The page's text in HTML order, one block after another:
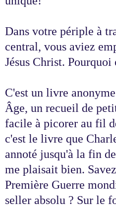
Dans votre périple à
central, vous aviez
Jésus Christ. Pourquoi
C'est un livre
Âge, un recueil de
facile à picorer au fil
c'est le livre que
annoté jusqu'à la fin
me plaisait bien.
Première Guerre
seller absolu ? Sur le